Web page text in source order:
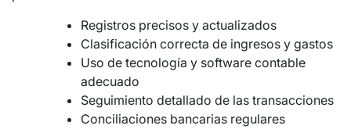
Registros precisos y actualizados
Clasificación correcta de ingresos y gastos
Uso de tecnología y software contable
adecuado
Seguimiento detallado de las transacciones
Conciliaciones bancarias regulares